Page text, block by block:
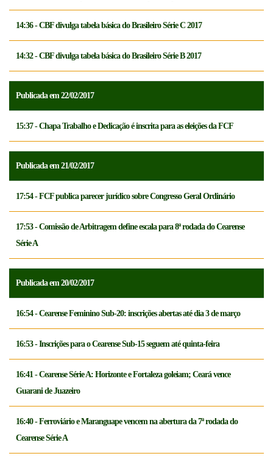
14:36 - CBF divulga tabela básica do Brasileiro Série C 2017
14:32 - CBF divulga tabela básica do Brasileiro Série B 2017
Publicada em 22/02/2017
15:37 - Chapa Trabalho e Dedicação é inscrita para as eleições da FCF
Publicada em 21/02/2017
17:54 - FCF publica parecer jurídico sobre Congresso Geral Ordinário
17:53 - Comissão de Arbitragem define escala para 8ª rodada do Cearense
Série A
Publicada em 20/02/2017
16:54 - Cearense Feminino Sub-20: inscrições abertas até dia 3 de março
16:53 - Inscrições para o Cearense Sub-15 seguem até quinta-feira
16:41 - Cearense Série A: Horizonte e Fortaleza goleiam; Ceará vence
Guarani de Juazeiro
16:40 - Ferroviário e Maranguape vencem na abertura da 7ª rodada do
Cearense Série A